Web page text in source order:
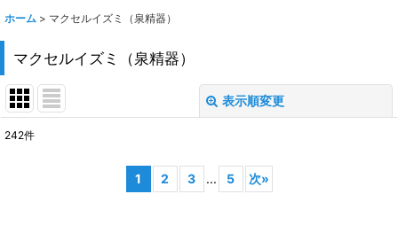
ホーム > マクセルイズミ（泉精器）
マクセルイズミ（泉精器）
表示順変更
サブカテゴリ
242件
1 2 3 ... 5 次»